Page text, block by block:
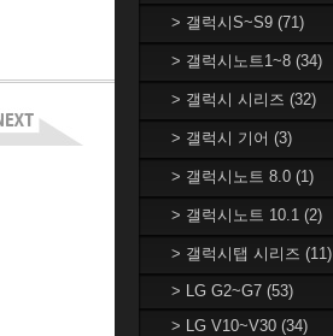
> 갤럭시S~S9 (71)
> 갤럭시노트1~8 (34)
> 갤럭시 시리즈 (32)
> 갤럭시 기어 (3)
> 갤럭시노트 8.0 (1)
> 갤럭시노트 10.1 (2)
> 갤럭시탭 시리즈 (11)
> LG G2~G7 (53)
> LG V10~V30 (34)